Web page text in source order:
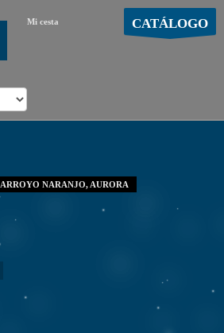
Mi cesta CATÁLOGO
ARROYO NARANJO, AURORA